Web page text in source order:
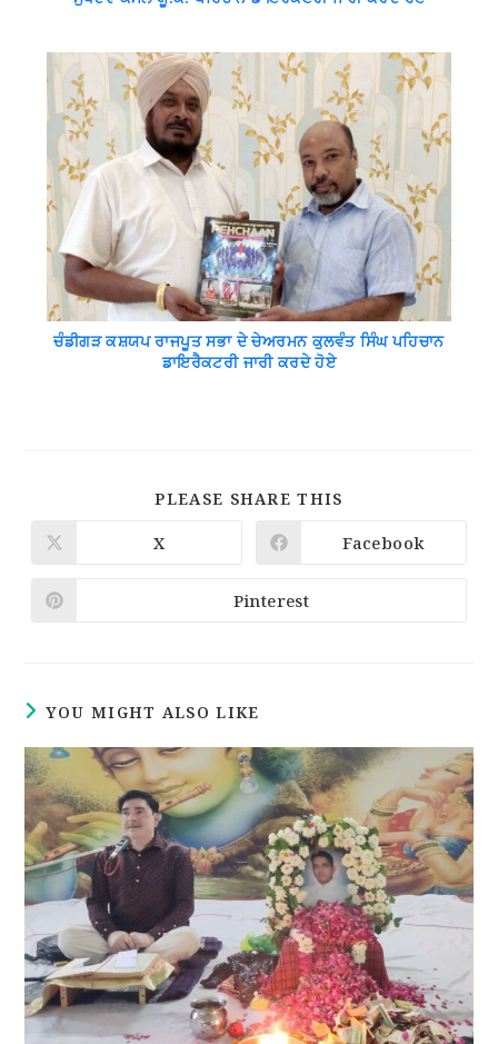
ਚੰਡੀਗੜ ਕਸ਼ਯਪ ਰਾਜਪੂਤ ਸਭਾ ਦੇ ਚੇਅਰਮਨ ਕੁਲਵੰਤ ਸਿੰਘ ਪਹਿਚਾਨ
ਡਾਇਰੈਕਟਰੀ ਜਾਰੀ ਕਰਦੇ ਹੋਏ
PLEASE SHARE THIS
X Facebook
Pinterest
YOU MIGHT ALSO LIKE